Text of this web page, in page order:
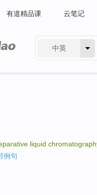
有道精品课 云笔记
中英
liquid
例句